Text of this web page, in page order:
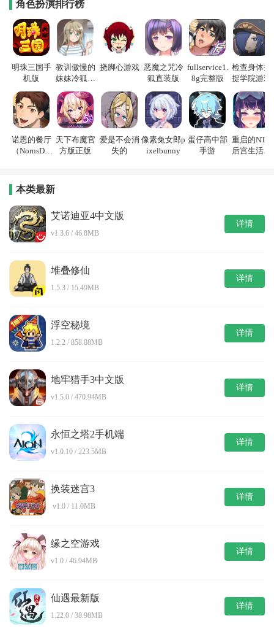
角色扮演排行榜
明珠三国手
机版
教训傲慢的
妹妹冷狐游
挠脚心游戏 恶魔之咒冷
狐直装版
fullservice1.
8g完整版
检查身体捕
捉学院游戏
诺恩的餐厅
（NornsDin
天下布魔官
方版正版
爱是不会消
失的
像素兔女郎p
ixelbunny
蛋仔高中部
手游
重启的NTR
后宫生活游
本类最新
艾诺迪亚4中文版
v1.3.6 / 46.8MB
详情
堆叠修仙
1.5.3 / 15.49MB
详情
浮空秘境
1.2.2 / 858.88MB
详情
地牢猎手3中文版
v1.5.0 / 470.94MB
详情
永恒之塔2手机端
v1.0.10 / 223.5MB
详情
换装迷宫3
v1.0 / 11.0MB
详情
缘之空游戏
v1.0 / 46.94MB
详情
仙遇最新版
1.22.0 / 38.98MB
详情